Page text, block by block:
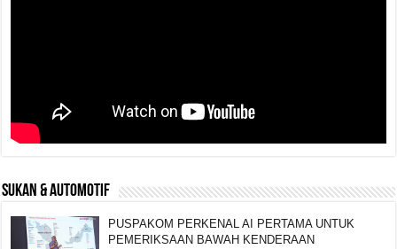
SUKAN & AUTOMOTIF
PUSPAKOM PERKENAL AI PERTAMA UNTUK
PEMERIKSAAN BAWAH KENDERAAN